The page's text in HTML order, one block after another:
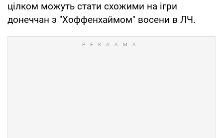
цілком можуть стати схожими на ігри
донеччан з "Хоффенхаймом" восени в ЛЧ.